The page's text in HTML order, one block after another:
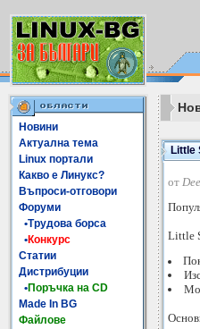
Новини
Актуална тема
Linux портали
Какво е Линукс?
Въпроси-отговори
Форуми
•Трудова борса
•Конкурс
Статии
Дистрибуции
•Поръчка на CD
Made In BG
Файлове
Little
от
Little